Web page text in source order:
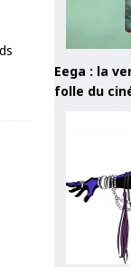
Eega : la
folle du